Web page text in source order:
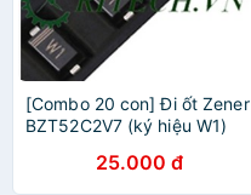
[Combo 20 con] Đi ốt Zener
BZT52C2V7 (ký hiệu W1)
25.000 đ